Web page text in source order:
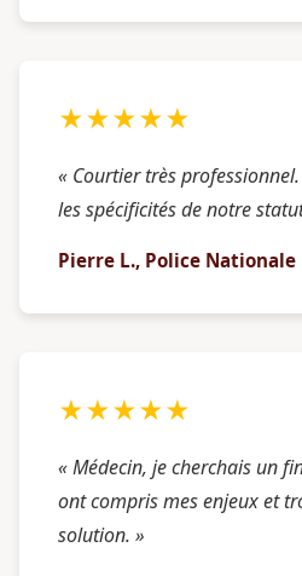
★★★★★
« Courtier très
les spécificités de notre
Pierre L., Police Nationale
★★★★★
« Médecin, je cherchais un
ont compris mes enjeux et
solution. »